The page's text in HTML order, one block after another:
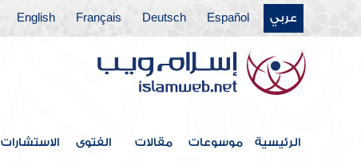
عربي Español
Deutsch
Français
English
الرئيسية موسوعات مقالات الفتوى الاستشارات
كتاب الصيام
كتاب الزكاة
كتاب الجنائز
كتاب النكاح